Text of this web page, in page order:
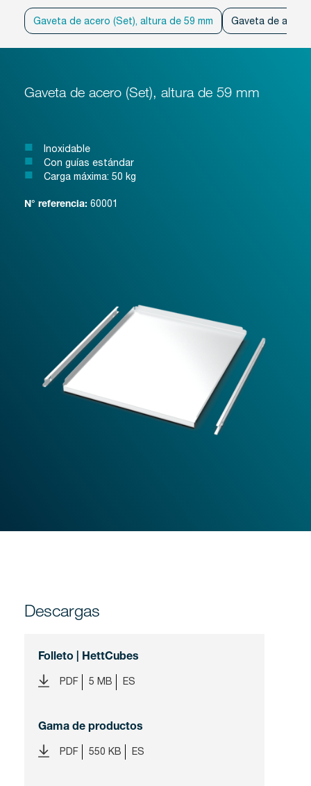
Gaveta de acero (Set), altura de 59 mm Gaveta de acero
Gaveta de acero (Set), altura de 59 mm
Inoxidable
Con guías estándar
Carga máxima: 50 kg
N° referencia: 60001
Descargas
Folleto | HettCubes
PDF 5 MB ES
Gama de productos
PDF 550 KB ES